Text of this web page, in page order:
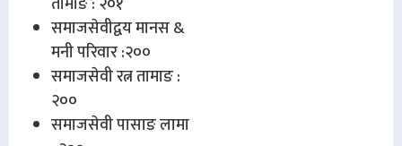
समाजसेवीद्वय मानस &
मनी परिवार :२००
समाजसेवी रत्न तामाङ :
२००
समाजसेवी पासाङ लामा